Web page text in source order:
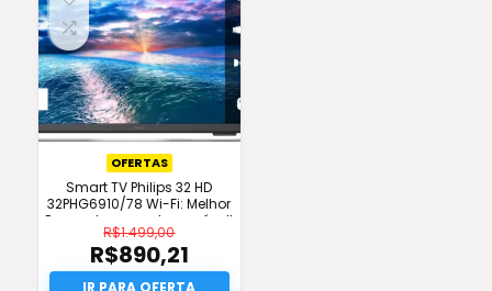
OFERTAS
Smart TV Philips 32 HD
32PHG6910/78 Wi-Fi: Melhor
Preço e Imagem Impecável!
R$1.499,00
O
preço
R$890,21
O